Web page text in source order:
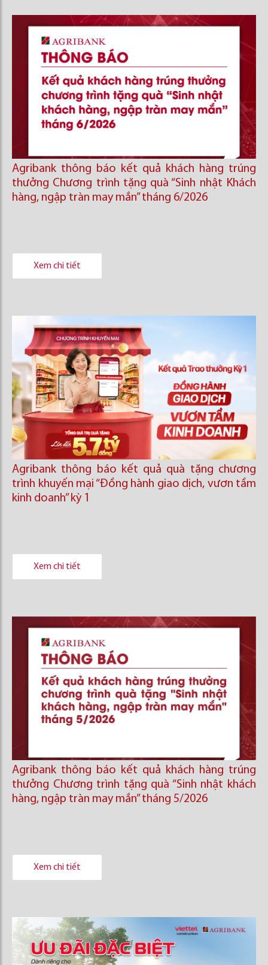
Agribank thông báo kết quả khách hàng trúng
thưởng Chương trình tặng quà “Sinh nhật Khách
hàng, ngập tràn may mắn” tháng 6/2026
Xem chi tiết
Agribank thông báo kết quả quà tặng chương
trình khuyến mại “Đồng hành giao dịch, vươn tầm
kinh doanh’’ kỳ 1
Xem chi tiết
Agribank thông báo kết quả khách hàng trúng
thưởng Chương trình tặng quà “Sinh nhật khách
hàng, ngập tràn may mắn” tháng 5/2026
Xem chi tiết